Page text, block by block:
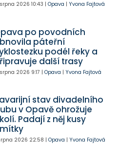
2026 10:43 | Opava | Yvona Fajtová
po povodních
páteřní
podél řeky a
další trasy
2026 9:17 | Opava | Yvona Fajtová
stav divadelního
v Opavě ohrožuje
Padají z něj kusy
2026 22:58 | Opava | Yvona Fajtová